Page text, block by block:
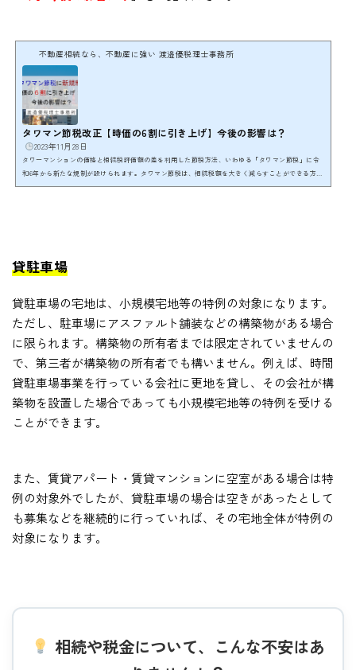
不動産相続なら、不動産に強い 渡邉優税理士事務所
タワマン節税改正【時価の6割に引き上げ】今後の影響は？
2023年11月28日
タワーマンションの価格と相続税評価額の差を利用した節税方法、いわゆる「タワマン節税」に令
和6年から新たな規制が設けられます。タワマン節税は、相続税額を大きく減らすことができる方法
として注目を浴びてきました。しかし、この方法で過度な節税が行われるケースが増えたことか
貸駐車場
貸駐車場の宅地は、小規模宅地等の特例の対象になります。
ただし、駐車場にアスファルト舗装などの構築物がある場合
に限られます。構築物の所有者までは限定されていませんの
で、第三者が構築物の所有者でも構いません。例えば、時間
貸駐車場事業を行っている会社に更地を貸し、その会社が構
築物を設置した場合であっても小規模宅地等の特例を受ける
ことができます。
また、賃貸アパート・賃貸マンションに空室がある場合は特
例の対象外でしたが、貸駐車場の場合は空きがあったとして
も募集などを継続的に行っていれば、その宅地全体が特例の
対象になります。
相続や税金について、こんな不安はあ